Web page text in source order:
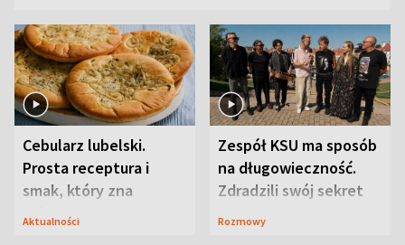
Cebularz lubelski.
Prosta receptura i
smak, który zna
Lubelszczyzna
Aktualności
Zespół KSU ma sposób
na długowieczność.
Zdradzili swój sekret
Rozmowy